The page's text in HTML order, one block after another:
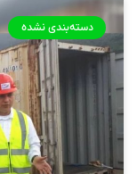
دسته‌بندی نشده